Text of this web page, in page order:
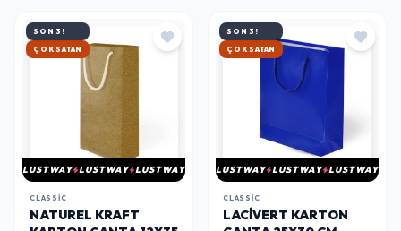
SON 3!
ÇOK SATAN
LUSTWAY LUSTWAY LUSTWAY
CLASSIC
NATUREL KRAFT
SON 3!
ÇOK SATAN
LUSTWAY LUSTWAY LUSTWAY
CLASSIC
LACIVERT KARTON